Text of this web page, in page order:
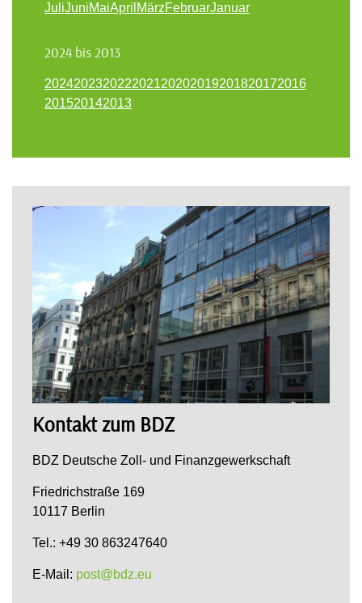
JuliJuniMaiApril MärzFebruarJanuar
2024 bis 2013
202420232022202120202019201820172016
201520142013
Kontakt zum BDZ
BDZ Deutsche Zoll- und Finanzgewerkschaft
Friedrichstraße 169
10117 Berlin
Tel.: +49 30 863247640
E-Mail: post@bdz.eu